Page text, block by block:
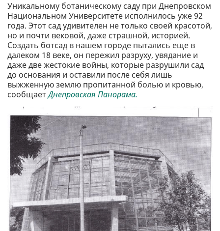
Уникальному ботаническому саду при Днепровском
Национальном Университете исполнилось уже 92
года. Этот сад удивителен не только своей красотой,
но и почти вековой, даже страшной, историей.
Создать ботсад в нашем городе пытались еще в
далеком 18 веке, он пережил разруху, увядание и
даже две жестокие войны, которые разрушили сад
до основания и оставили после себя лишь
выжженную землю пропитанной болью и кровью,
сообщаетДнепровская Панорама.